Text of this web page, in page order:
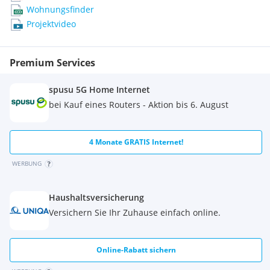
Kontaktieren Sie uns noch heute, um Ihre Traumwohnung
zu finden!
Wohnungsfinder
Projektvideo
Premium Services
spusu 5G Home Internet
bei Kauf eines Routers - Aktion bis 6. August
4 Monate GRATIS Internet!
WERBUNG
Haushaltsversicherung
Versichern Sie Ihr Zuhause einfach online.
Online-Rabatt sichern